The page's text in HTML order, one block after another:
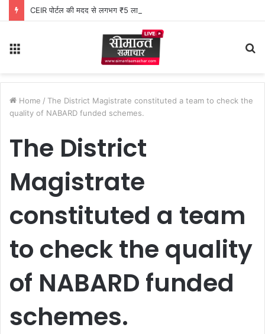
CEIR पोर्टल की मदद से लगभग ₹5 लाख मूल्य के 20 मोबाइल फोन बरामद
Home / The District Magistrate constituted a team to check the
quality of NABARD funded schemes.
The District
Magistrate
constituted a team
to check the quality
of NABARD funded
schemes.